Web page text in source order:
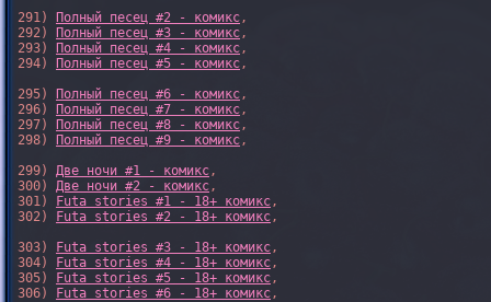
291)
Полный песец #2 - комикс,
292)
Полный песец #3 - комикс,
293)
Полный песец #4 - комикс,
294)
Полный песец #5 - комикс,
295)
Полный песец #6 - комикс,
296)
Полный песец #7 - комикс,
297)
Полный песец #8 - комикс,
298)
Полный песец #9 - комикс,
299) Две ночи #1 - комикс,
300) Две ночи #2 - комикс,
301)
Futa stories #1 - 18+ комикс,
302)
Futa stories #2 - 18+ комикс,
303)
Futa stories #3 - 18+ комикс,
304)
Futa stories #4 - 18+ комикс,
305)
Futa stories #5 - 18+ комикс,
306)
Futa stories #6 - 18+ комикс,